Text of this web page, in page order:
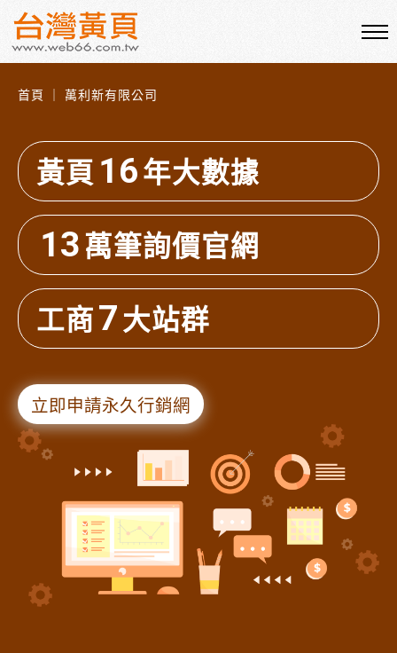
首頁 ｜ 萬利新有限公司
黃頁 16年大數據
13萬筆詢價官網
工商7大站群
立即申請永久行銷網